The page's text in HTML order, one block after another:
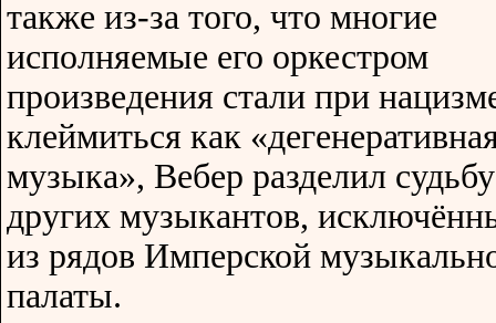
также из-за того, что многие
исполняемые его оркестром
произведения стали при
клеймиться как
музыка», Вебер разделил судьбу
других музыкантов,
из рядов Имперской
палаты.